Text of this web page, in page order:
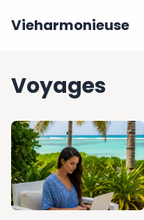
Vieharmonieuse
Voyages